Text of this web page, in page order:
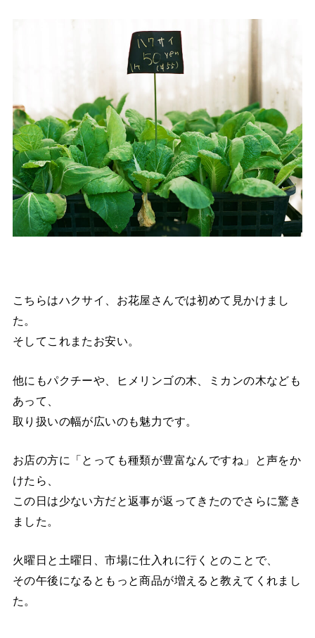
こちらはハクサイ、お花屋さんでは初めて見かけまし
た。
そしてこれまたお安い。
他にもパクチーや、ヒメリンゴの木、ミカンの木なども
あって、
取り扱いの幅が広いのも魅力です。
お店の方に「とっても種類が豊富なんですね」と声をか
けたら、
この日は少ない方だと返事が返ってきたのでさらに驚き
ました。
火曜日と土曜日、市場に仕入れに行くとのことで、
その午後になるともっと商品が増えると教えてくれまし
た。